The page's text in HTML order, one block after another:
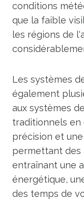
conditions
que la faible
les régions de
Les systèmes
également
aux systèmes
traditionnels en
précision et
permettant des
entraînant une
énergétique,
des temps de